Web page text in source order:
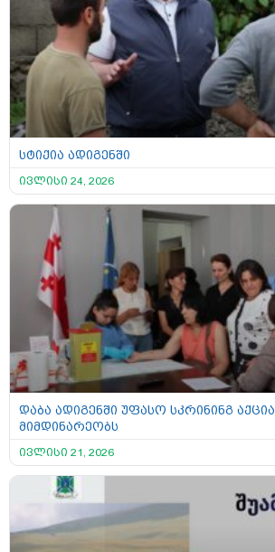
სტიქია ადიგენში
ივლისი 24, 2026
დაბა ადიგენში უფასო სკრინინგ აქცია
მიმდინარეობს
ივლისი 21, 2026